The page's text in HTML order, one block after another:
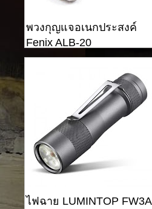
พวงกุญแจอเนกประสงค์
Fenix ​​ALB-20
ไฟฉาย LUMINTOP FW3A